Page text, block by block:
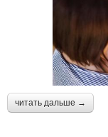
читать дальше →